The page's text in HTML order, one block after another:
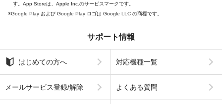
す。App Storeは、Apple Inc.のサービスマークです。
Google Play および Google Play ロゴは Google LLC の商標です。
サポート情報
はじめての方へ 対応機種一覧
メールサービス登録/解除 よくある質問